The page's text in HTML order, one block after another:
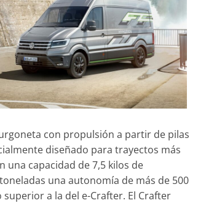
con propulsión a partir de pilas
diseñado para trayectos más
una capacidad de 7,5 kilos de
una autonomía de más de 500
a la del e-Crafter. El Crafter
50
0